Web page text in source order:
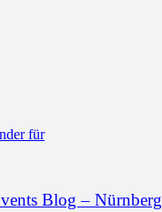
für
Blog – Nürnberg